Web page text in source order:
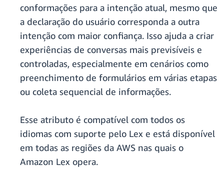
conformações para a intenção atual, mesmo que
a declaração do usuário corresponda a outra
intenção com maior confiança. Isso ajuda a criar
experiências de conversas mais previsíveis e
controladas, especialmente em cenários como
preenchimento de formulários em várias etapas
ou coleta sequencial de informações.
Esse atributo é compatível com todos os
idiomas com suporte pelo Lex e está disponível
em todas as regiões da AWS nas quais o
Amazon Lex opera.